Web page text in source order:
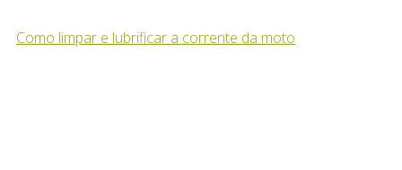
Como limpar e lubrificar a corrente da moto